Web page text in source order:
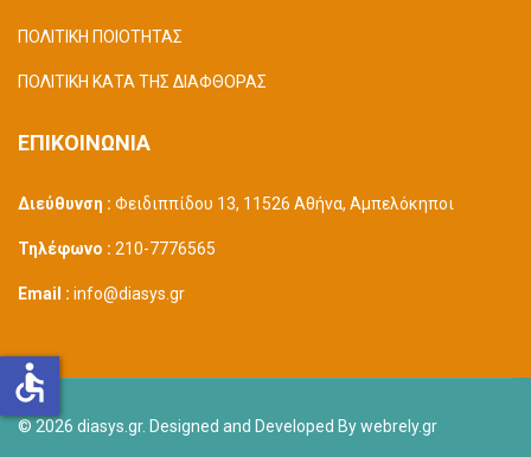
ΠΟΛΙΤΙΚΗ ΠΟΙΟΤΗΤΑΣ
ΠΟΛΙΤΙΚΗ ΚΑΤΑ ΤΗΣ ΔΙΑΦΘΟΡΑΣ
ΕΠΙΚΟΙΝΩΝΙΑ
Διεύθυνση : Φειδιππίδου 13, 11526 Αθήνα, Αμπελόκηποι
Τηλέφωνο : 210-7776565
Email : info@diasys.gr
© 2026 diasys.gr. Designed and Developed By webrely.gr
accessible